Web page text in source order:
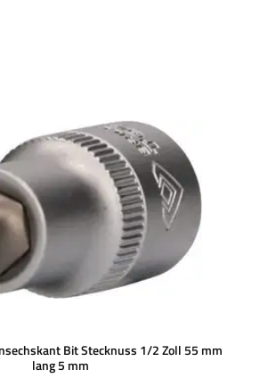
Bit Stecknuss 1/2 Zoll 55 mm
lang 5 mm